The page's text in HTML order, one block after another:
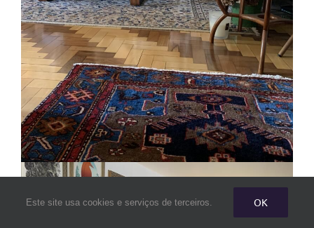
Este site usa cookies e serviços de terceiros. OK